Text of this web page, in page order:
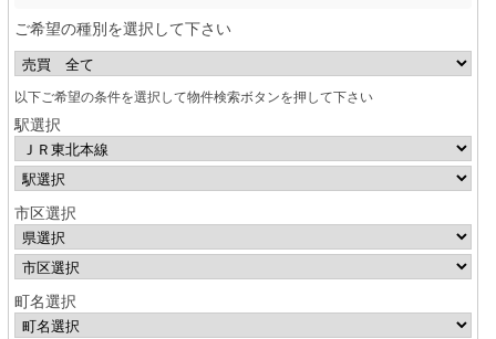
ご希望の種別を選択して下さい
以下ご希望の条件を選択して物件検索ボタンを押して下さい
駅選択
市区選択
町名選択